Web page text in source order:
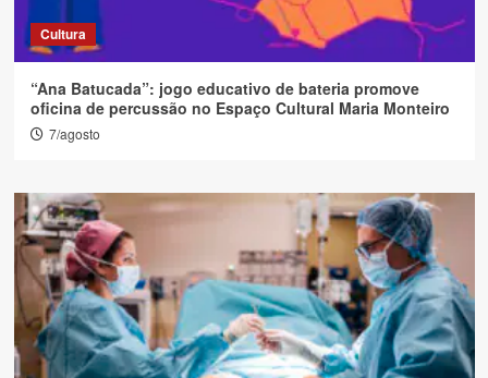
Cultura
“Ana Batucada”: jogo educativo de bateria promove
oficina de percussão no Espaço Cultural Maria Monteiro
7/agosto